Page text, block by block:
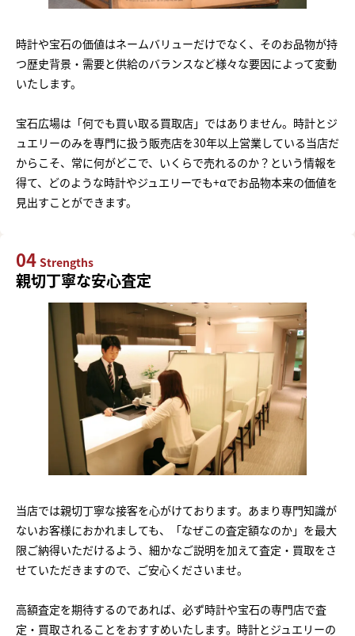
時計や宝石の価値はネームバリューだけでなく、そのお品物が持
つ歴史背景・需要と供給のバランスなど様々な要因によって変動
いたします。
宝石広場は「何でも買い取る買取店」ではありません。時計とジ
ュエリーのみを専門に扱う販売店を30年以上営業している当店だ
からこそ、常に何がどこで、いくらで売れるのか？という情報を
得て、どのような時計やジュエリーでも+αでお品物本来の価値を
見出すことができます。
04 Strengths
親切丁寧な安心査定
当店では親切丁寧な接客を心がけております。あまり専門知識が
ないお客様におかれましても、「なぜこの査定額なのか」を最大
限ご納得いただけるよう、細かなご説明を加えて査定・買取をさ
せていただきますので、ご安心くださいませ。
高額査定を期待するのであれば、必ず時計や宝石の専門店で査
定・買取されることをおすすめいたします。時計とジュエリーの